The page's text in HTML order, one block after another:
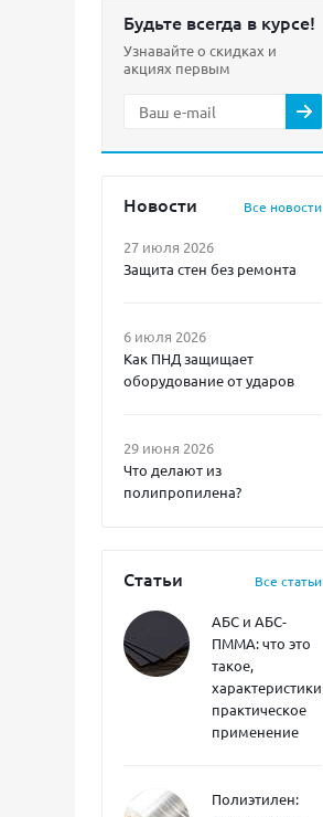
Будьте всегда в курсе!
Узнавайте о скидках и
акциях первым
Новости Все новости
27 июля 2026
Защита стен без ремонта
6 июля 2026
Как ПНД защищает
оборудование от ударов
29 июня 2026
Что делают из
полипропилена?
Статьи Все статьи
АБС и АБС-
ПММА: что это
такое,
характеристики,
практическое
применение
Полиэтилен: